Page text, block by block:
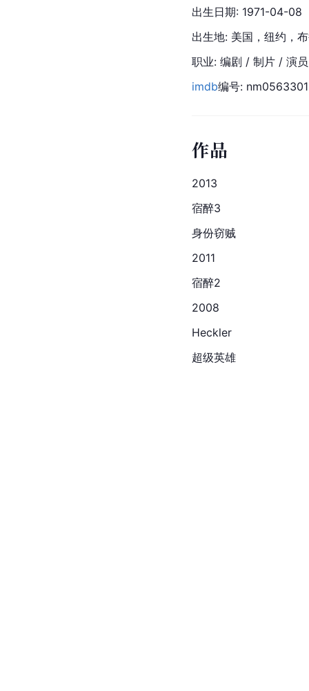
出生日期: 1971-04-08
出生地: 美国，纽约，
职业: 编剧 / 制片 / 演
imdb编号: nm0563301
作品
2013
宿醉3
身份窃贼
2011
宿醉2
2008
Heckler
超级英雄